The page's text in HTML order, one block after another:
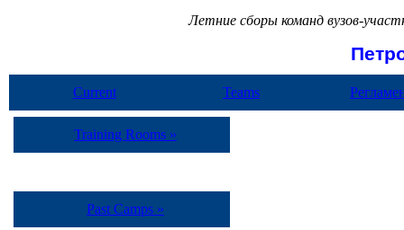
Летние сборы команд вузов-
Current
Camp
Teams
Training Rooms »
Past Camps »